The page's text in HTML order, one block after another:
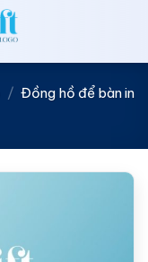
/ Đồng hồ để bàn in